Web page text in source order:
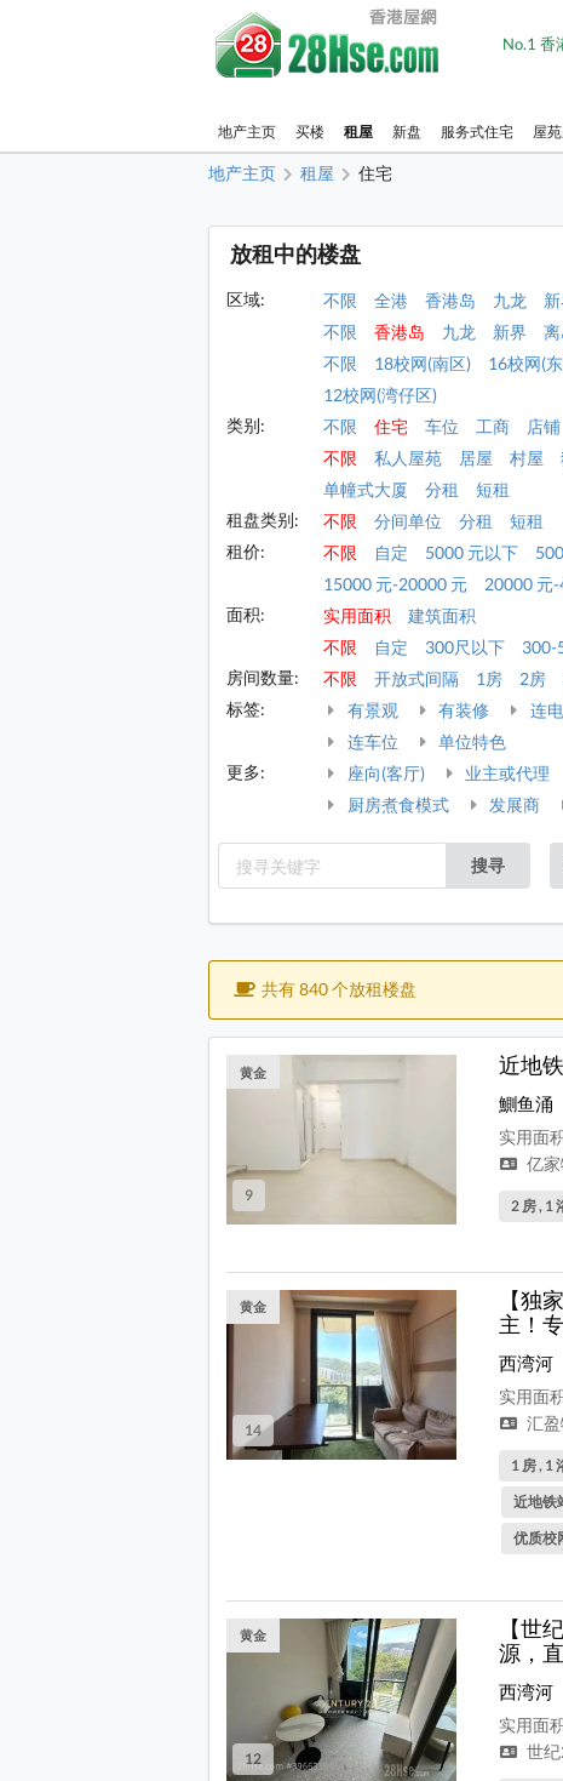
No.1 香
地产主页 买楼 租屋 新盘 服务式住宅 屋
地产主页 租屋 住宅
放租中的楼盘
区域: 不限 全港 香港岛 九龙
不限
香港岛 九龙 新界
不限
18校网(南区) 16校网(
12校网(湾仔区)
类别:
不限 住宅 车位 工商 店铺
不限
私人屋苑 居屋 村屋
单幢式大厦
分租
短租
租盘类别:
不限 分间单位 分租
短租
租价:
不限 自定 5000 元以下
15000 元-20000 元
20000 元
面积:
实用面积
建筑面积
不限
自定 300尺以下 300-
房间数量:
不限 开放式间隔 1房 2房
标签:
有景观 有装修 连
连车位
单位特色
更多:
座向(客厅) 业主或代理
厨房煮食模式
发展商
搜寻
共有 840 个放租楼盘
9
黄金 近地
鰂鱼涌
实用面
亿
2 房 , 1
14
黄金
【独
主！
西湾河
实用面
汇
1 房 , 1
近地铁
优质校
12
黄金
【世
源，
西湾河
实用面
世